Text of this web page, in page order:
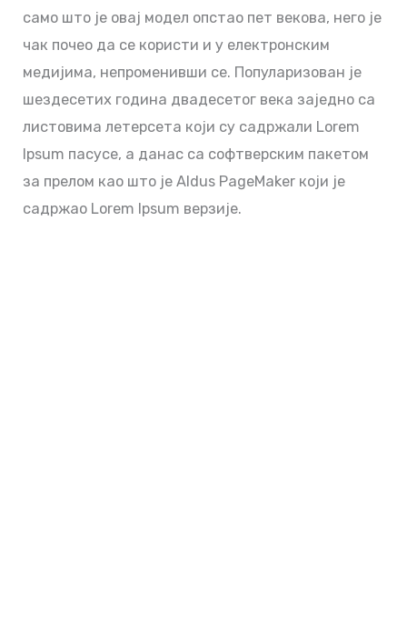
само што је овај модел опстао пет векова, него је
чак почео да се користи и у електронским
медијима, непроменивши се. Популаризован је
шездесетих година двадесетог века заједно са
листовима летерсета који су садржали Lorem
Ipsum пасусе, а данас са софтверским пакетом
за прелом као што је Aldus PageMaker који је
садржао Lorem Ipsum верзије.